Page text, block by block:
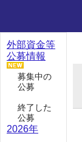
外部資金等
公募情報
募集中の
公募
終了した
公募
2026年